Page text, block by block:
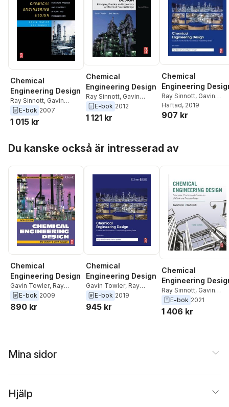
Chemical
Engineering Design
Ray Sinnott, Gavin
Towler
E-bok 2007
1 015 kr
Chemical
Engineering Design
Ray Sinnott, Gavin
Towler
E-bok 2012
1 121 kr
Chemical
Engineering
Ray Sinnott, Gavin
Towler
Häftad, 2019
907 kr
Du kanske också är intresserad av
Chemical
Engineering Design
Gavin Towler, Ray
Sinnott
E-bok 2009
890 kr
Chemical
Engineering Design
Gavin Towler, Ray
Sinnott
E-bok 2019
945 kr
Chemical
Engineering
Ray Sinnott, Gavin
Towler
E-bok 2021
1 406 kr
Mina sidor
Hjälp